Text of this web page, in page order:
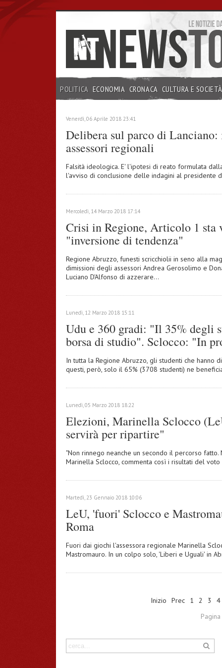
POLITICA ECONOMIA CRONACA CULTURA E
Venerdì, 06 Aprile 2018 23:41
Delibera sul parco di
assessori regionali
Falsità ideologica. E' l'ipotesi di reato formulata
l'avviso di conclusione delle indagini al presidente
Mercoledì, 14 Marzo 2018 17:14
Crisi in Regione, Articolo 1 sta
"inversione di tendenza"
Regione Abruzzo, funesti scricchiolii in seno alla
dimissioni degli assessori Andrea Gerosolimo e
Luciano D'Alfonso di azzerare…
Lunedì, 12 Marzo 2018 15:11
Udu e 360 gradi: "Il 35% degli
borsa di studio". Sclocco: "In
In tutta la Regione Abruzzo, gli studenti che
questi, però, solo il 65% (3708 studenti) ne
Lunedì, 05 Marzo 2018 18:22
Elezioni, Marinella Sclocco
servirà per ripartire"
"Non rinnego neanche un secondo il percorso fatto.
Marinella Sclocco, commenta così i risultati del
Martedì, 23 Gennaio 2018 10:06
LeU, 'fuori' Sclocco e
Roma
Fuori dai giochi l'assessora regionale Marinella
Mastromauro. In un colpo solo, 'Liberi e Uguali' in
Inizio Prec 1 2 3
4